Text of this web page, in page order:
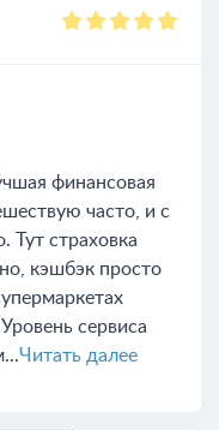
финансовая
часто, и с
Тут страховка
кэшбэк просто
сервиса
Читать далее